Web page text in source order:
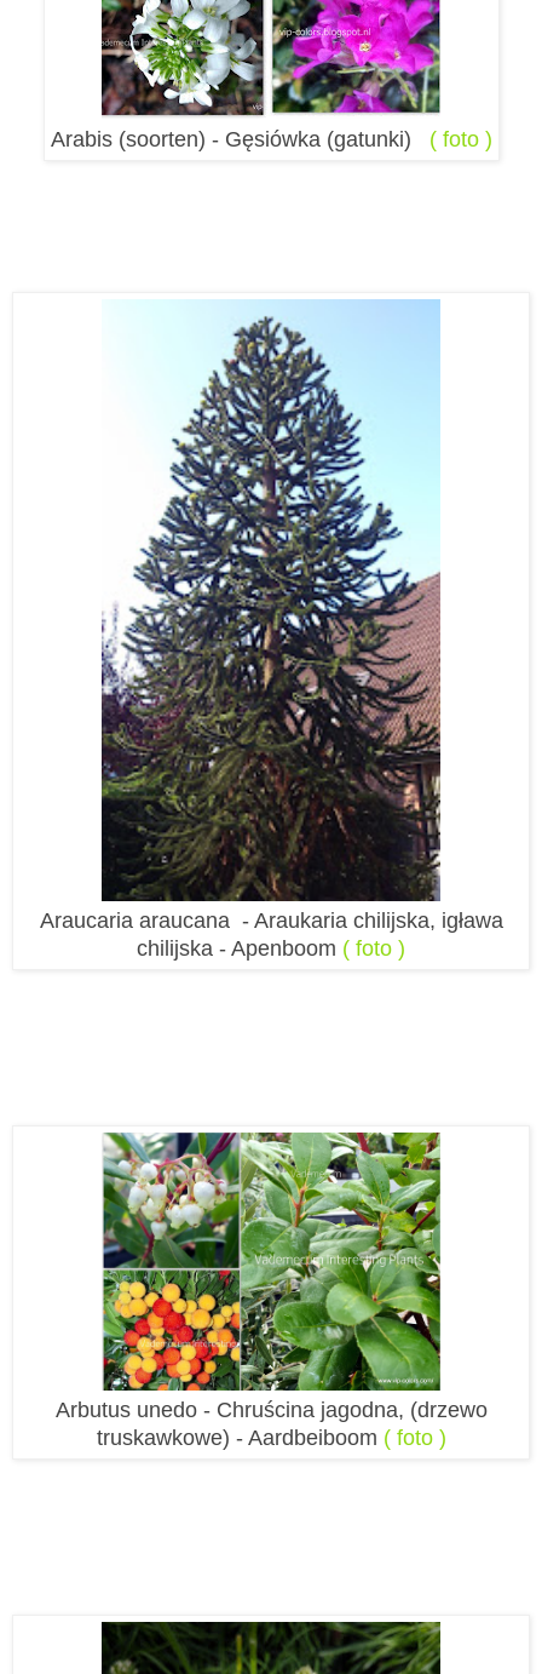
Arabis (soorten) - Gęsiówka (gatunki) ( foto )
Araucaria araucana - Araukaria chilijska, igława
chilijska - Apenboom ( foto )
Arbutus unedo - Chruścina jagodna, (drzewo
truskawkowe) - Aardbeiboom ( foto )